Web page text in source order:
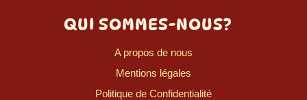
QUI SOMMES-NOUS?
A propos de nous
Mentions légales
Politique de Confidentialité